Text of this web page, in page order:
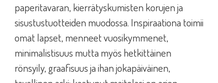
paperitavaran, kierrätyskumisten korujen ja
sisustustuotteiden muodossa. Inspiraationa toimii
omat lapset, menneet vuosikymmenet,
minimalistisuus mutta myös hetkittäinen
rönsyily, graafisuus ja ihan jokapäiväinen,